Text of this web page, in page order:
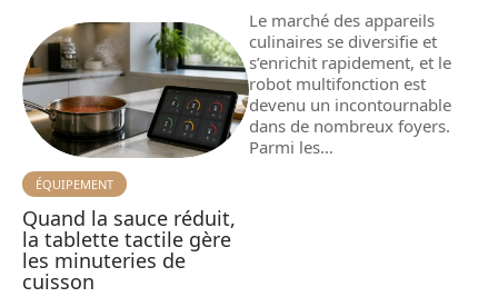
ÉQUIPEMENT
Quand la sauce réduit,
la tablette tactile gère
les minuteries de
cuisson
Le marché des appareils
culinaires se diversifie et
s’enrichit rapidement, et le
robot multifonction est
devenu un incontournable
dans de nombreux foyers.
Parmi les…